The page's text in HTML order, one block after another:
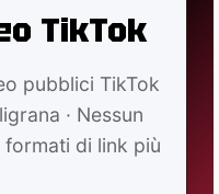
TikTok
pubblici TikTok
· Nessun
formati di link più